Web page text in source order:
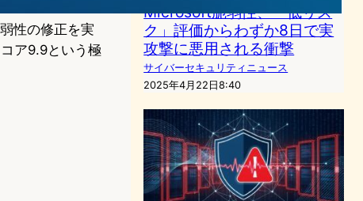
性の修正を実
ア9.9という極
Microsoft脆弱性、「低リス
ク」評価からわずか8日で実
攻撃に悪用される衝撃
サイバーセキュリティニュース
2025年4月22日8:40